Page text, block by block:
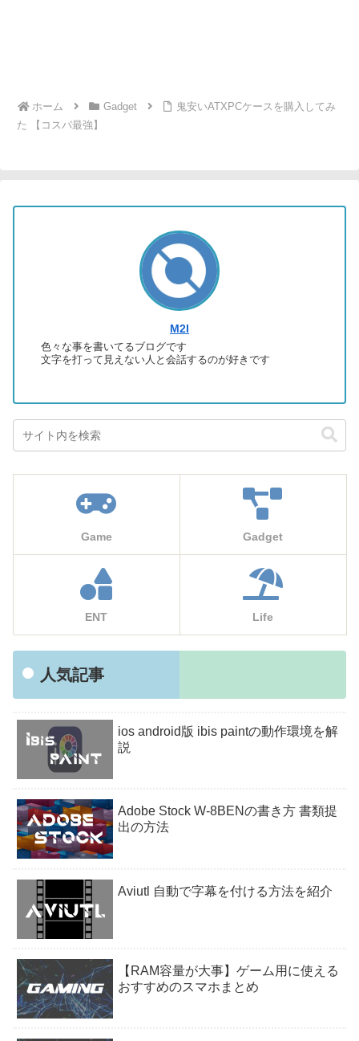
ホーム Gadget
鬼安いATXPCケースを購入してみ
た 【コスパ最強】
M2I
色々な事を書いてるブログです
文字を打って見えない人と会話するのが好きです
Game Gadget
ENT Life
人気記事
ios android版 ibis paintの動作環境を解
説
Adobe Stock W-8BENの書き方 書類提
出の方法
Aviutl 自動で字幕を付ける方法を紹介
【RAM容量が大事】ゲーム用に使える
おすすめのスマホまとめ